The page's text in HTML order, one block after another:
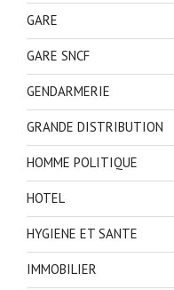
GARE
GARE SNCF
GENDARMERIE
GRANDE DISTRIBUTION
HOMME POLITIQUE
HOTEL
HYGIENE ET SANTE
IMMOBILIER